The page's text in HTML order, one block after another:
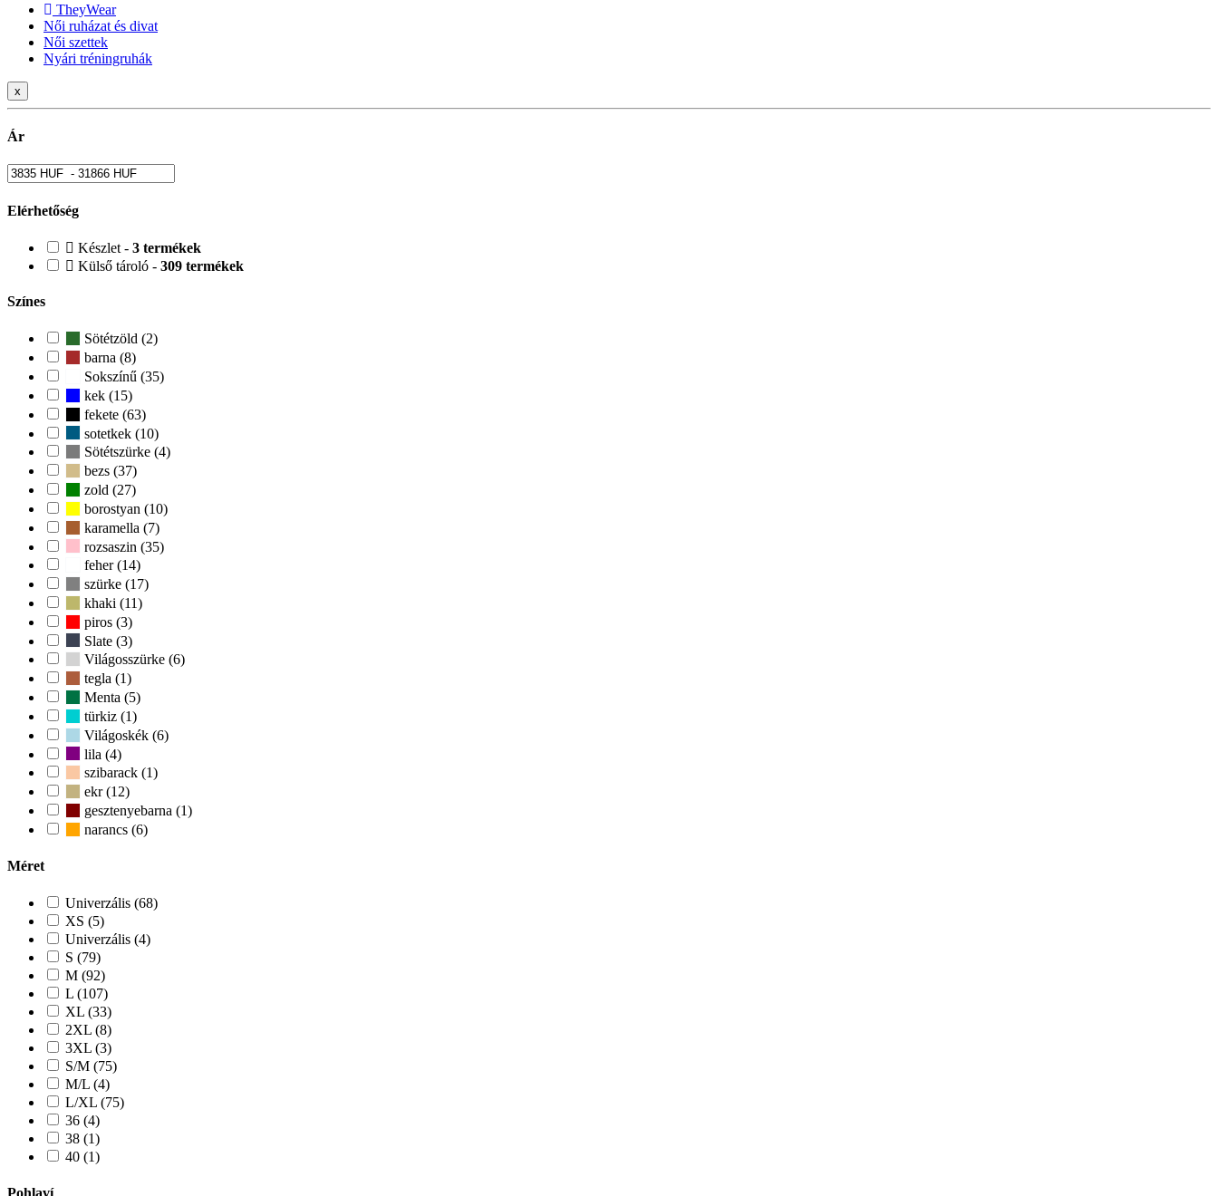
TheyWear
Női ruházat és divat
Női szettek
Nyári tréningruhák
x
Ár
Elérhetőség
Készlet - 3 termékek
Külső tároló - 309 termékek
Színes
Sötétzöld (2)
barna (8)
Sokszínű (35)
kek (15)
fekete (63)
sotetkek (10)
Sötétszürke (4)
bezs (37)
zold (27)
borostyan (10)
karamella (7)
rozsaszin (35)
feher (14)
szürke (17)
khaki (11)
piros (3)
Slate (3)
Világosszürke (6)
tegla (1)
Menta (5)
türkiz (1)
Világoskék (6)
lila (4)
szibarack (1)
ekr (12)
gesztenyebarna (1)
narancs (6)
Méret
Univerzális (68)
XS (5)
Univerzális (4)
S (79)
M (92)
L (107)
XL (33)
2XL (8)
3XL (3)
S/M (75)
M/L (4)
L/XL (75)
36 (4)
38 (1)
40 (1)
Pohlaví